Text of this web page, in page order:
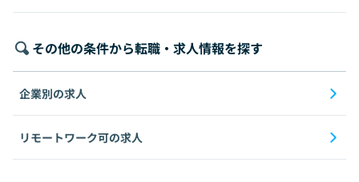
その他の条件から転職・求人情報を探す
企業別の求人
リモートワーク可の求人